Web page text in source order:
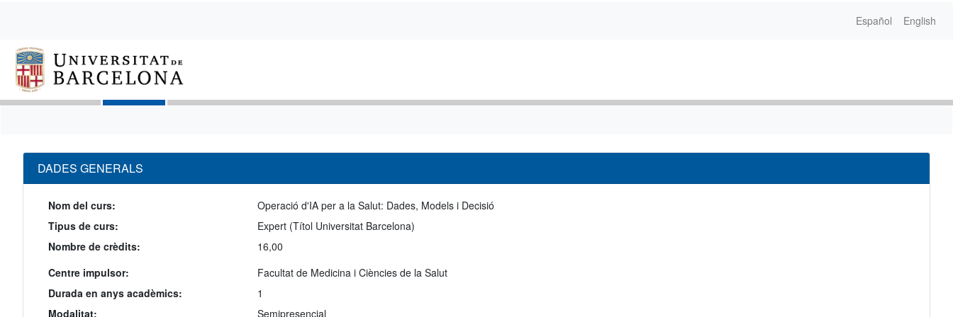
Español English
DADES GENERALS
Nom del curs:
Operació d'IA per a la Salut: Dades, Models i Decisió
Tipus de curs:
Expert (Títol Universitat Barcelona)
Nombre de crèdits:
16,00
Centre impulsor:
Facultat de Medicina i Ciències de la Salut
Durada en anys acadèmics:
1
Modalitat:
Semipresencial